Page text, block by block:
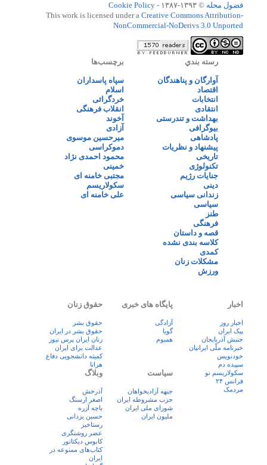
فضول محله © ۱۳۹۳-۱۳۸۷ -
Cookie Policy
This work is licensed under a Creative Commons Attribution-
NonCommercial-NoDerivs 3.0 Unported
رسته بندي
آوارگان و پناهندگان
اقتصاد
انتخابات
انتقادی
بهداشت و تندرستی
بیوگرافی
پادشاهی
پیشنهاد و نظریات
تاریخی
تکنولوژی
جنایات رژیم
دینی
زندانی سیاسی
سیاسی
طنز
فرهنگی
قصه و داستان
کلاسه بندی نشده
کمدی
مشکلات زنان
ورزش
برچسب‌ها
سپاه پاسداران
اسلام
خردگرائی
انقلاب فرهنگی
آخوند
آزادی
میرحسین موسوی
دموکراسی
محمود احمدی نژاد
خمینی
مجتبی خامنه ای
سکولاریسم
علی خامنه ای
اخبار
اخبار روز
پيک ايران
جنبش آذربایجان
خبرنامه ملّی ایرانیان
خودنویس
سپیده دم
سکولاریسم نو
فرانس ۲۴
مردمک
پایگاه های خبری
آزادگی
گویا
همبوم
حقوق زنان
حقوق بشر
حقوق بشر در ایران
زنان ايران پرس نيوز
عدالت برای ایران
کمیته دانشجویی دفاع
هرانا
سیاست
جبهه آزادیخواهان
حزب مشروطه ایران
شورای ملی ایران
ملیون ایران
وبلاگ
آذرخش
اصغر ارسنگ
باچه آزره
حسین یزدانی
رستاخیز
عضر روشنگری
کابوس دیکتاتور
کتاب‌های ممنوعه در
ایران